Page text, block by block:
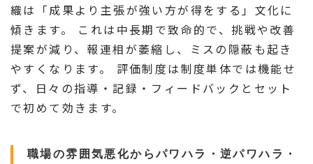
織は「成果より主張が強い方が得をする」文化に
傾きます。 これは中長期で致命的で、挑戦や改善
提案が減り、報連相が萎縮し、ミスの隠蔽も起き
やすくなります。 評価制度は制度単体では機能せ
ず、日々の指導・記録・フィードバックとセット
で初めて効きます。
職場の雰囲気悪化からパワハラ・逆パワハラ・